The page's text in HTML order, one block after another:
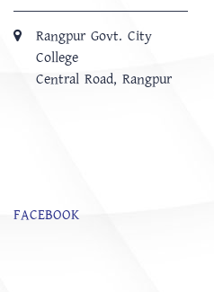
Rangpur Govt. City
College
Central Road, Rangpur
FACEBOOK